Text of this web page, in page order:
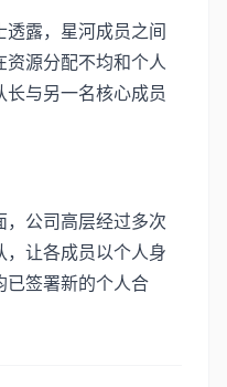
露，星河成员之间
源分配不均和个人
与另一名核心成员
公司高层经过多次
让各成员以个人身
已签署新的个人合